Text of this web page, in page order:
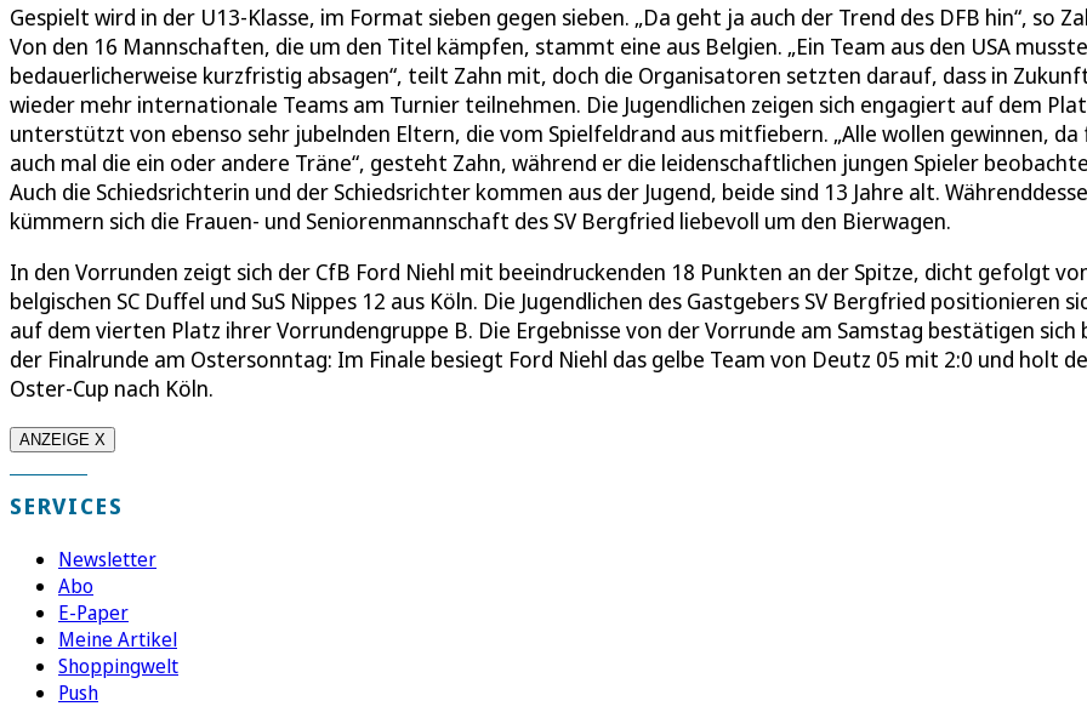
Gespielt wird in der U13-Klasse, im Format sieben gegen sieben. „Da geht ja auch der Trend des DFB hin“, so
Von den 16 Mannschaften, die um den Titel kämpfen, stammt eine aus Belgien. „Ein Team aus den USA musste
bedauerlicherweise kurzfristig absagen“, teilt Zahn mit, doch die Organisatoren setzten darauf, dass in
wieder mehr internationale Teams am Turnier teilnehmen. Die Jugendlichen zeigen sich engagiert auf dem
unterstützt von ebenso sehr jubelnden Eltern, die vom Spielfeldrand aus mitfiebern. „Alle wollen gewinnen,
auch mal die ein oder andere Träne“, gesteht Zahn, während er die leidenschaftlichen jungen Spieler
Auch die Schiedsrichterin und der Schiedsrichter kommen aus der Jugend, beide sind 13 Jahre alt.
kümmern sich die Frauen- und Seniorenmannschaft des SV Bergfried liebevoll um den Bierwagen.
In den Vorrunden zeigt sich der CfB Ford Niehl mit beeindruckenden 18 Punkten an der Spitze, dicht gefolgt
belgischen SC Duffel und SuS Nippes 12 aus Köln. Die Jugendlichen des Gastgebers SV Bergfried positionieren
auf dem vierten Platz ihrer Vorrundengruppe B. Die Ergebnisse von der Vorrunde am Samstag bestätigen sich
der Finalrunde am Ostersonntag: Im Finale besiegt Ford Niehl das gelbe Team von Deutz 05 mit 2:0 und holt
Oster-Cup nach Köln.
ANZEIGE X
SERVICES
Newsletter
Abo
E-Paper
Meine Artikel
Shoppingwelt
Push